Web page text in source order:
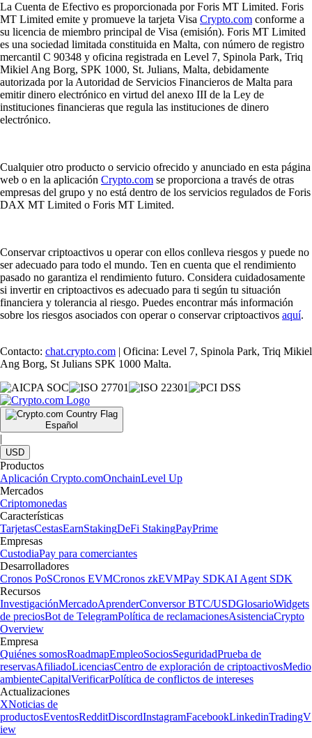
La Cuenta de Efectivo es proporcionada por Foris MT Limited. Foris
MT Limited emite y promueve la tarjeta Visa Crypto.com conforme a
su licencia de miembro principal de Visa (emisión). Foris MT Limited
es una sociedad limitada constituida en Malta, con número de registro
mercantil C 90348 y oficina registrada en Level 7, Spinola Park, Triq
Mikiel Ang Borg, SPK 1000, St. Julians, Malta, debidamente
autorizada por la Autoridad de Servicios Financieros de Malta para
emitir dinero electrónico en virtud del anexo III de la Ley de
instituciones financieras que regula las instituciones de dinero
electrónico.
Cualquier otro producto o servicio ofrecido y anunciado en esta página
web o en la aplicación Crypto.com se proporciona a través de otras
empresas del grupo y no está dentro de los servicios regulados de Foris
DAX MT Limited o Foris MT Limited.
Conservar criptoactivos u operar con ellos conlleva riesgos y puede no
ser adecuado para todo el mundo. Ten en cuenta que el rendimiento
pasado no garantiza el rendimiento futuro. Considera cuidadosamente
si invertir en criptoactivos es adecuado para ti según tu situación
financiera y tolerancia al riesgo. Puedes encontrar más información
sobre los riesgos asociados con operar o conservar criptoactivos aquí.
Contacto: chat.crypto.com | Oficina: Level 7, Spinola Park, Triq Mikiel
Ang Borg, St Julians SPK 1000 Malta.
Español
|
USD
Productos
Aplicación Crypto.comOnchainLevel Up
Mercados
Criptomonedas
Características
TarjetasCestasEarnStakingDeFi StakingPayPrime
Empresas
CustodiaPay para comerciantes
Desarrolladores
Cronos PoSCronos EVMCronos zkEVMPay SDKAI Agent SDK
Recursos
InvestigaciónMercadoAprenderConversor BTC/USDGlosarioWidgets
de preciosBot de TelegramPolítica de reclamacionesAsistenciaCrypto
Overview
Empresa
Quiénes somosRoadmapEmpleoSociosSeguridadPrueba de
reservasAfiliadoLicenciasCentro de exploración de criptoactivosMedio
ambienteCapitalVerificarPolítica de conflictos de intereses
Actualizaciones
XNoticias de
productosEventosRedditDiscordInstagramFacebookLinkedinTradingV
iew